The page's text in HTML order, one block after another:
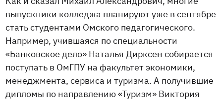
выпускники колледжа планируют уже в сентябре
стать студентами Омского педагогического.
Например, учившаяся по специальности
«Банковское дело» Наталья Дирксен собирается
поступать в ОмГПУ на факультет экономики,
менеджмента, сервиса и туризма. А получившие
дипломы по направлению «Туризм» Виктория